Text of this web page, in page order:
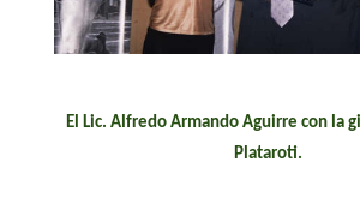
El Lic. Alfredo Armando Aguirre con la
Plataroti.